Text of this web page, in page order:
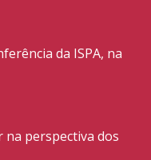
da ISPA, na
na perspectiva dos